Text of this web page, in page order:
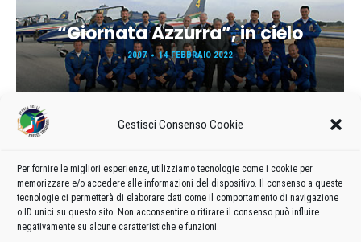
Gestisci Consenso Cookie
Per fornire le migliori esperienze, utilizziamo tecnologie come i cookie per
memorizzare e/o accedere alle informazioni del dispositivo. Il consenso a queste
tecnologie ci permetterà di elaborare dati come il comportamento di navigazione
o ID unici su questo sito. Non acconsentire o ritirare il consenso può influire
negativamente su alcune caratteristiche e funzioni.
“Giornata Azzurra”, in cielo
2007 14 FEBBRAIO 2022
Carica ancora